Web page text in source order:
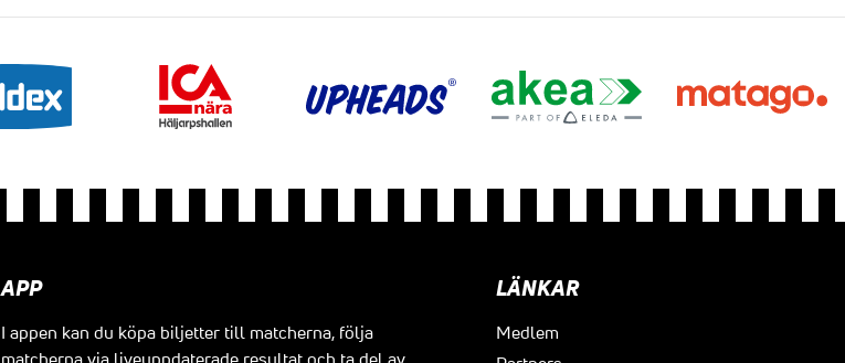
APP
I appen kan du köpa biljetter till matcherna, följa
LÄNKAR
Medlem